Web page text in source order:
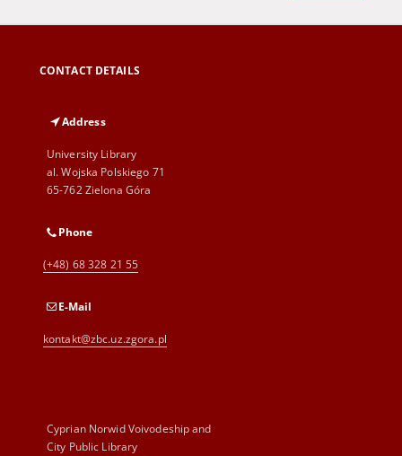
CONTACT DETAILS
Address
University Library
al. Wojska Polskiego 71
65-762 Zielona Góra
Phone
(+48) 68 328 21 55
E-Mail
kontakt@zbc.uz.zgora.pl
Cyprian Norwid Voivodeship and
City Public Library